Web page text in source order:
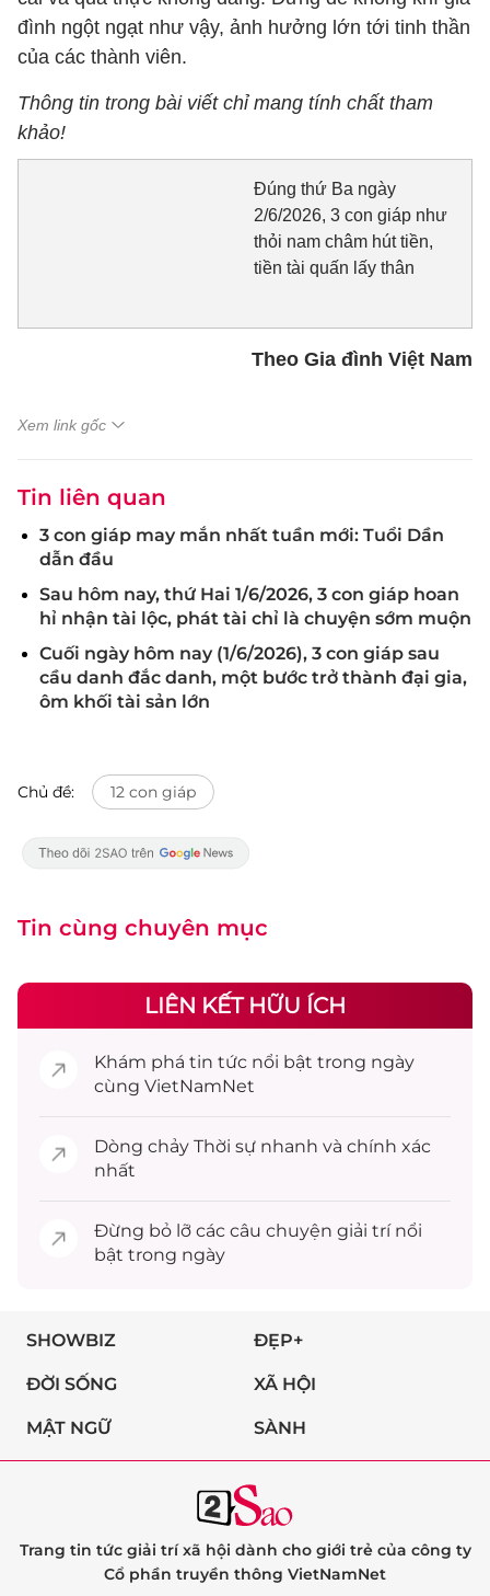
đình ngột ngạt như vậy, ảnh hưởng lớn tới tinh thần
của các thành viên.
Thông tin trong bài viết chỉ mang tính chất tham
khảo!
Đúng thứ Ba ngày
2/6/2026, 3 con giáp như
thỏi nam châm hút tiền,
tiền tài quấn lấy thân
Theo Gia đình Việt Nam
Xem link gốc
Tin liên quan
3 con giáp may mắn nhất tuần mới: Tuổi Dần
dẫn đầu
Sau hôm nay, thứ Hai 1/6/2026, 3 con giáp hoan
hỉ nhận tài lộc, phát tài chỉ là chuyện sớm muộn
Cuối ngày hôm nay (1/6/2026), 3 con giáp sau
cầu danh đắc danh, một bước trở thành đại gia,
ôm khối tài sản lớn
Chủ đề: 12 con giáp
Tin cùng chuyên mục
LIÊN KẾT HỮU ÍCH
Khám phá tin tức nổi bật trong ngày
cùng VietNamNet
Dòng chảy Thời sự nhanh và chính xác
nhất
Đừng bỏ lỡ các câu chuyện giải trínổi
bật trong ngày
SHOWBIZ ĐẸP+
ĐỜI SỐNG XÃ HỘI
MẬT NGỮ SÀNH
Trang tin tức giải trí xã hội dành cho giới trẻ của công ty
Cổ phần truyền thông VietNamNet